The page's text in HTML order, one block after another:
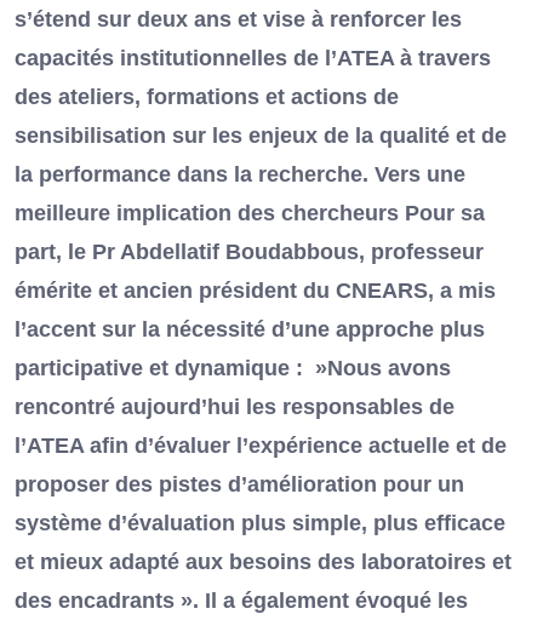
s’étend sur deux ans et vise à renforcer les
capacités institutionnelles de l’ATEA à travers
des ateliers, formations et actions de
sensibilisation sur les enjeux de la qualité et de
la performance dans la recherche. Vers une
meilleure implication des chercheurs Pour sa
part, le Pr Abdellatif Boudabbous, professeur
émérite et ancien président du CNEARS, a mis
l’accent sur la nécessité d’une approche plus
participative et dynamique : »Nous avons
rencontré aujourd’hui les responsables de
l’ATEA afin d’évaluer l’expérience actuelle et de
proposer des pistes d’amélioration pour un
système d’évaluation plus simple, plus efficace
et mieux adapté aux besoins des laboratoires et
des encadrants ». Il a également évoqué les